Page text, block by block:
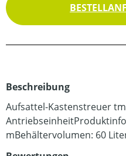
Beschreibung
Aufsattel-Kastenstreuer
mBehältervolumen: 60